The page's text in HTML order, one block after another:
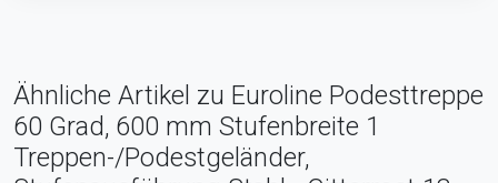
Ähnliche Artikel zu Euroline Podesttreppe
60 Grad, 600 mm Stufenbreite 1
Treppen-/Podestgeländer,